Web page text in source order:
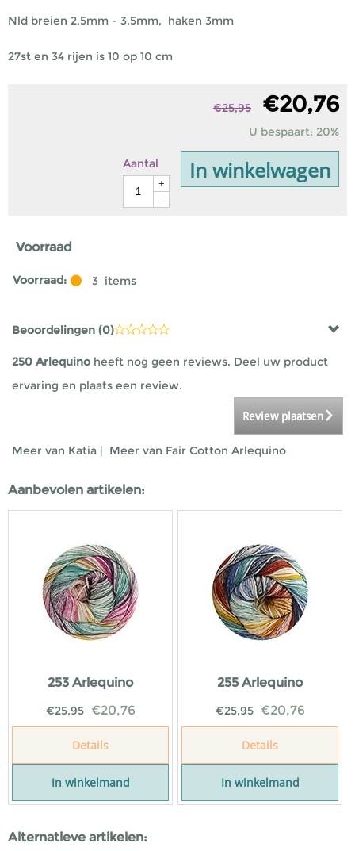
Nld breien 2,5mm - 3,5mm, haken 3mm
27st en 34 rijen is 10 op 10 cm
€25,95 €20,76
U bespaart: 20%
Aantal
+
-
In winkelwagen
Voorraad
Voorraad: 3 items
Beoordelingen (0)
250 Arlequino heeft nog geen reviews. Deel uw product
ervaring en plaats een review.
Review plaatsen
Meer van Katia | Meer van Fair Cotton Arlequino
Aanbevolen artikelen:
253 Arlequino
€25,95 €20,76
Details
In winkelmand
255 Arlequino
€25,95 €20,76
Details
In winkelmand
Alternatieve artikelen: